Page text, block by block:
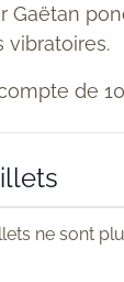
Gaëtan
vibratoires.
de
ne sont